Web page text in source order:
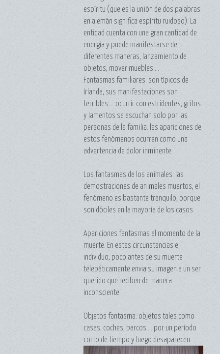
espíritu (que es la unión de dos palabras
en alemán significa espíritu ruidoso). La
entidad cuenta con una gran cantidad de
energía y puede manifestarse de
diferentes maneras, lanzamiento de
objetos, mover muebles ...
Fantasmas familiares: son típicos de
Irlanda, sus manifestaciones son
terribles ... ocurrir con estridentes, gritos
y lamentos se escuchan solo por las
personas de la familia. las apariciones de
estos fenómenos ocurren como una
advertencia de dolor inminente.
Los fantasmas de los animales: las
demostraciones de animales muertos, el
fenómeno es bastante tranquilo, porque
son dóciles en la mayoría de los casos.
Apariciones fantasmas el momento de la
muerte. En estas circunstancias el
individuo, poco antes de su muerte
telepáticamente envia su imagen a un ser
querido que reciben de manera
inconsciente.
Objetos fantasma: objetos tales como
casas, coches, barcos ... por un período
corto de tiempo y luego desaparecen.